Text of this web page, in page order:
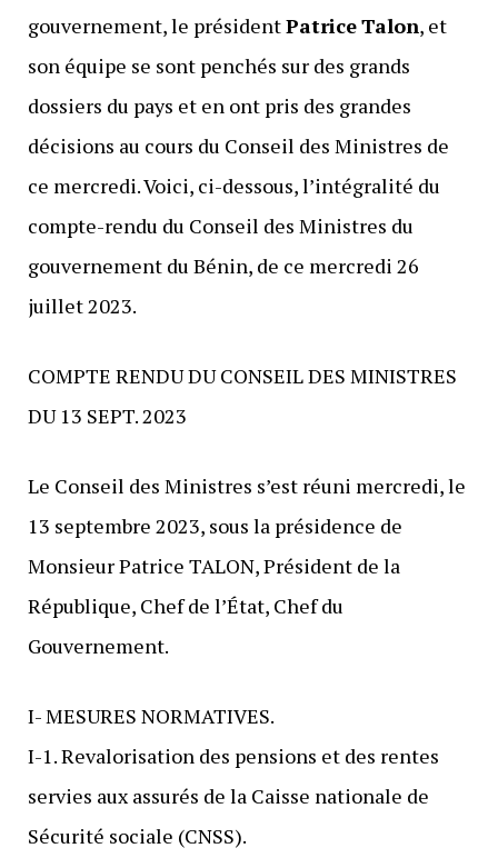
gouvernement, le présidentPatriceTalon, et
son équipe se sont penchés sur des grands
dossiers du pays et en ont pris des grandes
décisions au cours du Conseil des Ministres de
ce mercredi. Voici, ci-dessous, l’intégralité du
compte-rendu du Conseil des Ministres du
gouvernement du Bénin, de ce mercredi 26
juillet 2023.
COMPTE RENDU DU CONSEIL DES MINISTRES
DU 13 SEPT. 2023
Le Conseil des Ministres s’est réuni mercredi, le
13 septembre 2023, sous la présidence de
Monsieur Patrice TALON, Président de la
République, Chef de l’État, Chef du
Gouvernement.
I- MESURES NORMATIVES.
I-1. Revalorisation des pensions et des rentes
servies aux assurés de la Caisse nationale de
Sécurité sociale (CNSS).